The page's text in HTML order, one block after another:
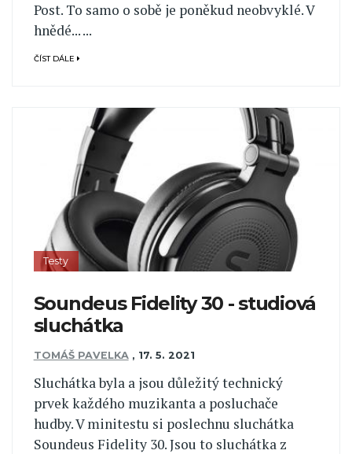
Post. To samo o sobě je poněkud neobvyklé. V
hnědé... ...
ČÍST DÁLE
Testy
Soundeus Fidelity 30 - studiová
sluchátka
TOMÁŠ PAVELKA , 17. 5. 2021
Sluchátka byla a jsou důležitý technický
prvek každého muzikanta a posluchače
hudby. V minitestu si poslechnu sluchátka
Soundeus Fidelity 30. Jsou to sluchátka z